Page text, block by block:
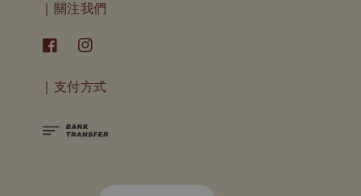
｜關注我們
｜支付方式